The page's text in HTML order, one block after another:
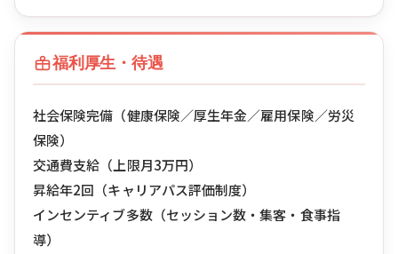
福利厚生・待遇
社会保険完備（健康保険／厚生年金／雇用保険／労災
保険）
交通費支給（上限月3万円）
昇給年2回（キャリアパス評価制度）
インセンティブ多数（セッション数・集客・食事指
導）